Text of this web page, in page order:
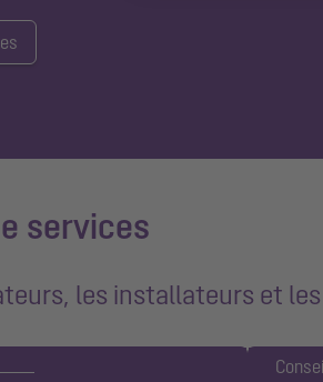
services
les installateurs et